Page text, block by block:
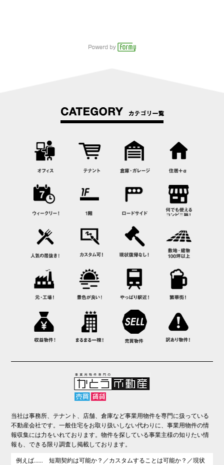
当社は事務所、テナント、店舗、倉庫など事業用物件を専門に扱っている
不動産会社です。一般住宅をお取り扱いしない代わりに、事業用物件の情
報収集には力をいれております。物件を探している事業主様の知りたい情
報も、できる限り調査し掲載しております。
例えば…… 短期契約は可能か？／カスタムすることは可能か？／現状